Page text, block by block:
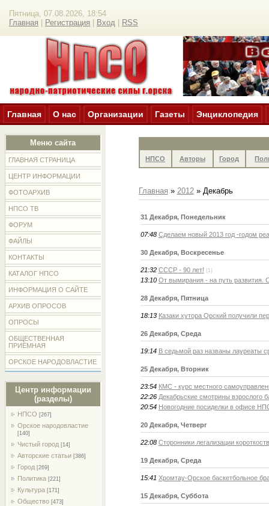
Пятница, 07.08.2026, 18:54
Главная
Регистрация Вход RSS
Главная О нас Организации Газеты Энциклопедия
Меню сайта
ГЛАВНАЯ СТРАНИЦА
ЦЕНТР ИНФОРМАЦИИ
ФОТОАРХИВ
НПСО ТВ
ФОРУМ
ФАЙЛЫ
КОНТАКТЫ
КАТАЛОГ НПСО
ИНФОРМАЦИЯ О САЙТЕ
АРХИВ ОПРОСОВ
ОПРОСЫ
ОБЩЕСТВЕННАЯ
ПРИЁМНАЯ
ОРСКОЕ НАРОДОВЛАСТИЕ
Центр информации
(разделы)
НПСО [267]
Орское народовластие
[140]
Чистый город [14]
Авторские статьи [386]
Город [269]
Политика [221]
Культура [171]
Общество [473]
НПСО Авторы Город
Главная » 2012 » Декабрь
31 Декабря, Понедельник
07:48 Сделаем новый 2013 год -годом
30 Декабря, Воскресенье
21:32 СССР - 90 лет! (1)
13:10 От вымирания - на путь развития.
28 Декабря, Пятница
18:13 Казаки хутора Орский получили
26 Декабря, Среда
19:14 В седьмой раз названы лауреаты
25 Декабря, Вторник
23:54 КМС - курс местного
22:26 Декабрьские смотрины взрослого
20:54 Новогодние посиделки в офисе
20 Декабря, Четверг
22:08 Сторонники легализации
19 Декабря, Среда
15:41 Хромтау-Орское баскетбольное
15 Декабря, Суббота